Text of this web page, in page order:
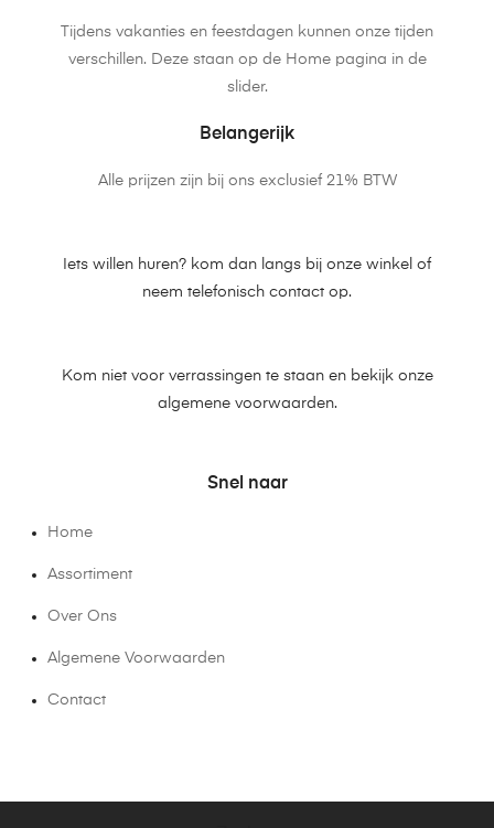
Tijdens vakanties en feestdagen kunnen onze tijden
verschillen. Deze staan op de Home pagina in de
slider.
Belangerijk
Alle prijzen zijn bij ons exclusief 21% BTW
Iets willen huren? kom dan langs bij onze winkel of
neem telefonisch contact op.
Kom niet voor verrassingen te staan en bekijk onze
algemene voorwaarden.
Snel naar
Home
Assortiment
Over Ons
Algemene Voorwaarden
Contact